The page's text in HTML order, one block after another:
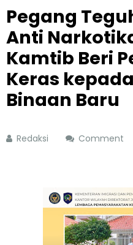
Pegang
Anti
Kamtib Beri
Keras
Binaan Baru
Redaksi Comment